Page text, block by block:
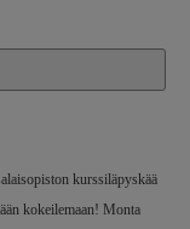
kurssiläpyskää
kokeilemaan! Monta